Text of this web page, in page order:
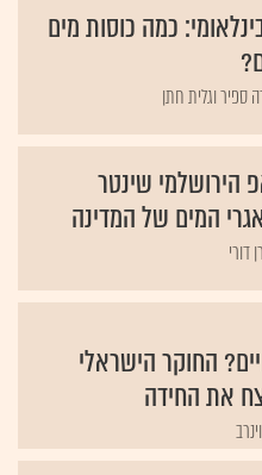
כמה כוסות מים
ספיר וגלית חתן
שינטר
המים של המדינה
דורי
החוקר הישראלי
את החידה